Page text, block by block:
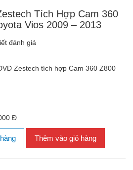
Tích Hợp Cam 360
Vios 2009 – 2013
đánh giá
Zestech tích hợp Cam 360 Z800
Đ
Thêm vào giỏ hàng